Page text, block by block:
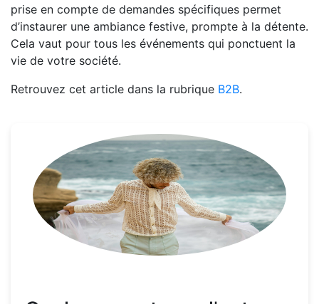
prise en compte de demandes spécifiques permet
d’instaurer une ambiance festive, prompte à la détente.
Cela vaut pour tous les événements qui ponctuent la
vie de votre société.
Retrouvez cet article dans la rubrique B2B.